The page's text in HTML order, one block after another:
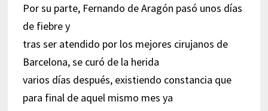
Por su parte, Fernando de Aragón pasó unos días
de fiebre y
tras ser atendido por los mejores cirujanos de
Barcelona, se curó de la herida
varios días después, existiendo constancia que
para final de aquel mismo mes ya